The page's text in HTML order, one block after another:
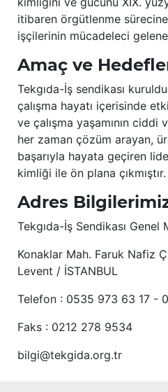
itibaren örgütlenme
işçilerinin mücadeleci
Amaç ve
Tekgıda-İş sendikası
çalışma hayatı içerisinde
ve çalışma yaşamının ciddi
her zaman çözüm arayan,
başarıyla hayata geçiren
kimliği ile ön plana çıkmıştır.
Adres
Tekgıda-İş Sendikası Genel
Konaklar Mah. Faruk Nafiz
Levent / İSTANBUL
Telefon : 0535 973 63 17 -
Faks : 0212 278 9534
bilgi@tekgida.org.tr